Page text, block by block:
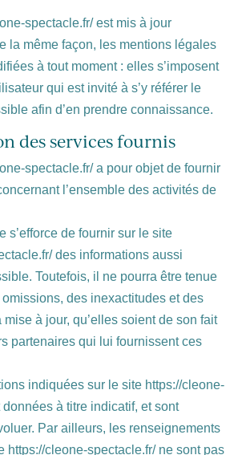
spectacle.fr/ est mis à jour
la même façon, les mentions légales
à tout moment : elles s’imposent
qui est invité à s’y référer le
afin d’en prendre connaissance.
des services fournis
spectacle.fr/ a pour objet de fournir
l’ensemble des activités de
s’efforce de fournir sur le site
des informations aussi
Toutefois, il ne pourra être tenue
des inexactitudes et des
à jour, qu’elles soient de son fait
partenaires qui lui fournissent ces
indiquées sur le site https://cleone-
à titre indicatif, et sont
Par ailleurs, les renseignements
https://cleone-spectacle.fr/ ne sont pas